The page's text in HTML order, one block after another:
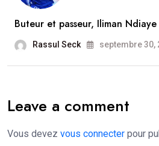
Buteur et passeur, Iliman Ndiaye
Rassul Seck septembre 30,
Leave a comment
Vous devez vous connecter pour